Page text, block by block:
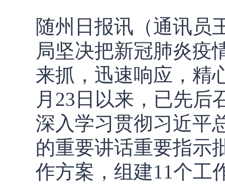
随州日报讯（通讯员
局坚决把新冠肺炎疫
来抓，迅速响应，精
月23日以来，已先后
深入学习贯彻习近平
的重要讲话重要指示
作方案，组建11个工